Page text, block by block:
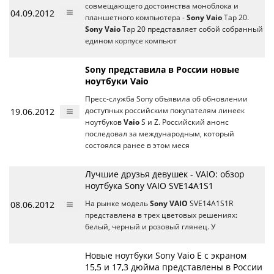
04.09.2012
совмещающего достоинства моноблока и
планшетного компьютера - Sony Vaio Tap 20.
Sony Vaio Tap 20 представляет собой собранный
едином корпусе компьют
19.06.2012
Sony представила в России новые
ноутбуки Vaio
Пресс-служба Sony объявила об обновлении
доступных российским покупателям линеек
ноутбуков Vaio S и Z. Российский анонс
последовал за международным, который
состоялся ранее в этом меся
08.06.2012
Лучшие друзья девушек - VAIO: обзор
ноутбука Sony VAIO SVE14A1S1
На рынке модель Sony VAIO SVE14A1S1R
представлена в трех цветовых решениях:
белый, черный и розовый глянец. У
Новые ноутбуки Sony Vaio E c экраном
15,5 и 17,3 дюйма представлены в России